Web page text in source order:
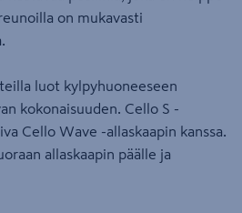
on mukavasti
luot kylpyhuoneeseen
kokonaisuuden. Cello S -
Cello Wave -allaskaapin kanssa.
allaskaapin päälle ja